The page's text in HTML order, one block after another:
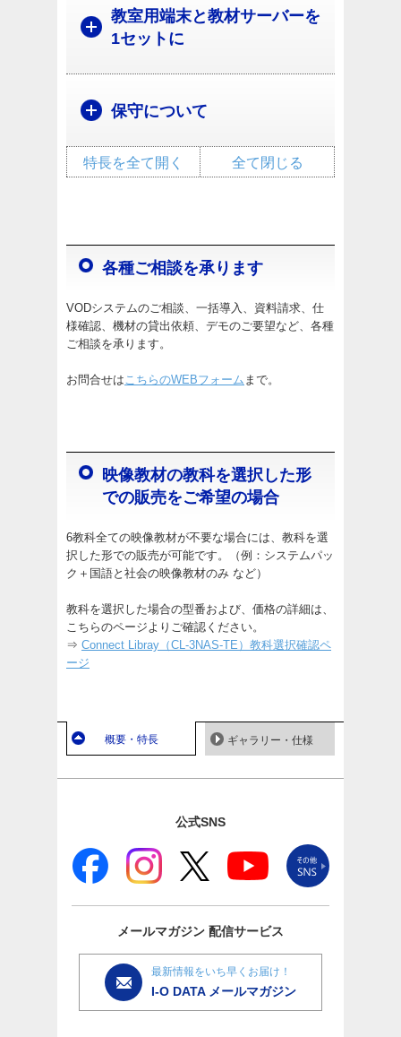
教室用端末と教材サーバーを
1セットに
保守について
全て閉じる
特長を全て開く
各種ご相談を承ります
VODシステムのご相談、一括導入、資料請求、仕
様確認、機材の貸出依頼、デモのご要望など、各種
ご相談を承ります。
お問合せはこちらのWEBフォーム まで。
映像教材の教科を選択した形
での販売をご希望の場合
6教科全ての映像教材が不要な場合には、教科を選
択した形での販売が可能です。（例：システムパッ
ク＋国語と社会の映像教材のみ など）
教科を選択した場合の型番および、価格の詳細は、
こちらのページよりご確認ください。
⇒ Connect Libray（CL-3NAS-TE）教科選択確認ペ
ージ
概要・特長 ギャラリー・仕様
公式SNS
メールマガジン 配信サービス
最新情報をいち早くお届け！
I-O DATA メールマガジン